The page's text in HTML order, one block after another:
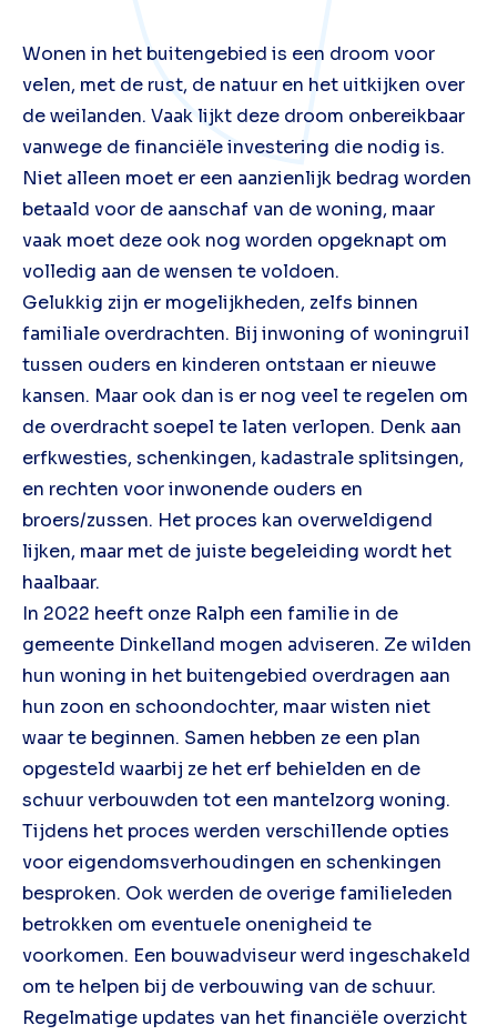
Wonen in het buitengebied is een droom voor
velen, met de rust, de natuur en het uitkijken over
de weilanden. Vaak lijkt deze droom onbereikbaar
vanwege de financiële investering die nodig is.
Niet alleen moet er een aanzienlijk bedrag worden
betaald voor de aanschaf van de woning, maar
vaak moet deze ook nog worden opgeknapt om
volledig aan de wensen te voldoen.
Gelukkig zijn er mogelijkheden, zelfs binnen
familiale overdrachten. Bij inwoning of woningruil
tussen ouders en kinderen ontstaan er nieuwe
kansen. Maar ook dan is er nog veel te regelen om
de overdracht soepel te laten verlopen. Denk aan
erfkwesties, schenkingen, kadastrale splitsingen,
en rechten voor inwonende ouders en
broers/zussen. Het proces kan overweldigend
lijken, maar met de juiste begeleiding wordt het
haalbaar.
In 2022 heeft onze Ralph een familie in de
gemeente Dinkelland mogen adviseren. Ze wilden
hun woning in het buitengebied overdragen aan
hun zoon en schoondochter, maar wisten niet
waar te beginnen. Samen hebben ze een plan
opgesteld waarbij ze het erf behielden en de
schuur verbouwden tot een mantelzorg woning.
Tijdens het proces werden verschillende opties
voor eigendomsverhoudingen en schenkingen
besproken. Ook werden de overige familieleden
betrokken om eventuele onenigheid te
voorkomen. Een bouwadviseur werd ingeschakeld
om te helpen bij de verbouwing van de schuur.
Regelmatige updates van het financiële overzicht